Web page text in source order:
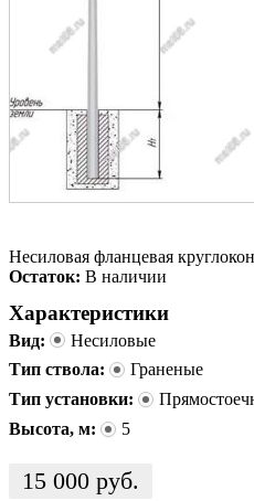
Несиловая фланцевая
Остаток: В наличии
Характеристики
Вид:
Несиловые
Тип ствола:
Граненые
Тип установки:
Высота, м:
5
15 000 руб.